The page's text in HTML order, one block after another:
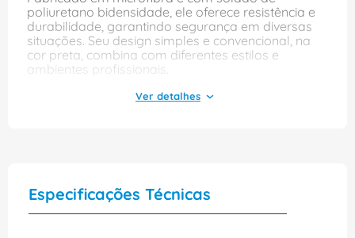
poliuretano bidensidade, ele oferece resistência e
durabilidade, garantindo segurança em diversas
situações. Seu design simples e convencional, na
cor preta, combina com diferentes estilos e
ambientes profissionais.
Além de atender à norma NBR 16603/2017, este
precisa de um calçado confiável no dia a dia.
Especificações Técnicas